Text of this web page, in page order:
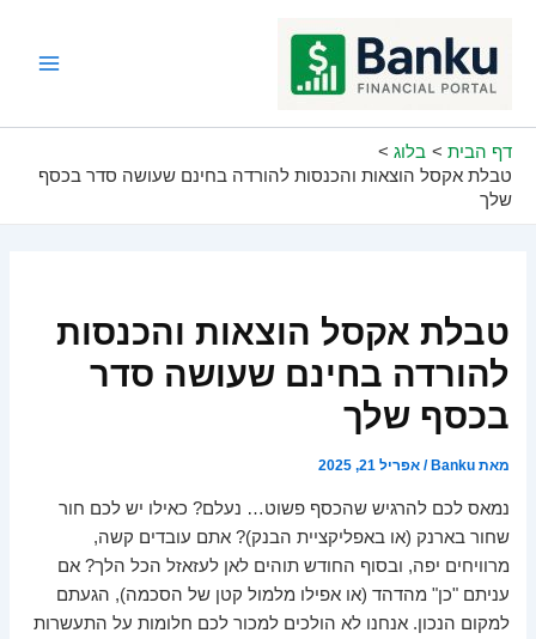
דף הבית
בלוג
טבלת אקסל הוצאות והכנסות להורדה בחינם שעושה סדר בכסף
שלך
טבלת אקסל הוצאות והכנסות
להורדה בחינם שעושה סדר
בכסף שלך
מאתBanku
/אפריל 21, 2025
נמאס לכם להרגיש שהכסף פשוט… נעלם? כאילו יש לכם חור
שחור בארנק (או באפליקציית הבנק)? אתם עובדים קשה,
מרוויחים יפה, ובסוף החודש תוהים לאן לעזאזל הכל הלך? אם
עניתם "כן" מהדהד (או אפילו מלמול קטן של הסכמה), הגעתם
למקום הנכון. אנחנו לא הולכים למכור לכם חלומות על התעשרות